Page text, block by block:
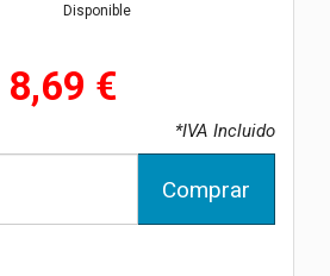
Disponible
8,69 €
*IVA Incluido
Comprar